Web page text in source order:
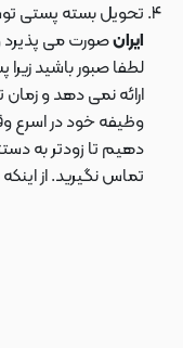
تحویل بسته پستی
ایرانصورت می پذیرد
لطفا صبور باشید
ارائه نمی دهد و
وظیفه خود در اسرع
دهیم تا زودتر به
تماس نگیرید. از